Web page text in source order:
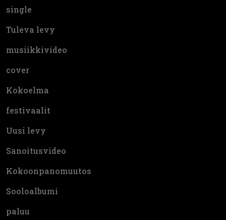
single
Tuleva levy
musiikkivideo
cover
Kokoelma
festivaalit
Uusi levy
Sanoitusvideo
Kokoonpanomuutos
Sooloalbumi
paluu